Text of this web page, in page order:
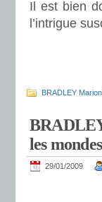
Il est bien
l’intrigue
BRADLEY
les mondes
29/01/2009